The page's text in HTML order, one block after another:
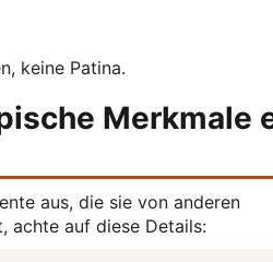
keine Patina.
Merkmale
aus, die sie von anderen
achte auf diese Details: